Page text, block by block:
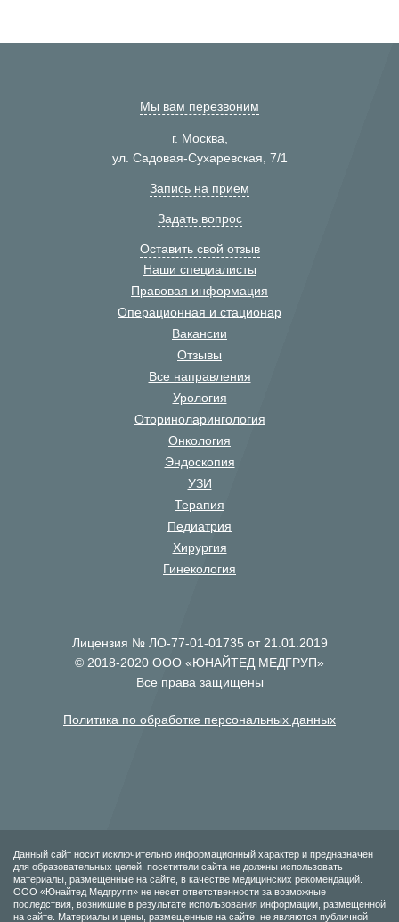
Мы вам перезвоним
г. Москва,
ул. Садовая-Сухаревская, 7/1
Запись на прием
Задать вопрос
Оставить свой отзыв
Наши специалисты
Правовая информация
Операционная и стационар
Вакансии
Отзывы
Все направления
Урология
Оториноларингология
Онкология
Эндоскопия
УЗИ
Терапия
Педиатрия
Хирургия
Гинекология
Лицензия № ЛО-77-01-01735 от 21.01.2019
© 2018-2020 ООО «ЮНАЙТЕД МЕДГРУП»
Все права защищены
Политика по обработке персональных данных
Данный сайт носит исключительно информационный характер и предназначен
для образовательных целей, посетители сайта не должны использовать
материалы, размещенные на сайте, в качестве медицинских рекомендаций.
ООО «Юнайтед Медгрупп» не несет ответственности за возможные
последствия, возникшие в результате использования информации, размещенной
на сайте. Материалы и цены, размещенные на сайте, не являются публичной